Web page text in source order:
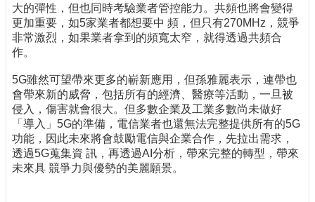
大的彈性，但也同時考驗業者管控能力。共頻也將會變得
更加重要，如5家業者都想要中 頻，但只有270MHz，競爭
非常激烈，如果業者拿到的頻寬太窄，就得透過共頻合
作。
5G雖然可望帶來更多的嶄新應用，但孫雅麗表示，連帶也
會帶來新的威脅，包括所有的經濟、醫療等活動，一旦被
侵入，傷害就會很大。但多數企業及工業多數尚未做好
「導入」5G的準備，電信業者也還無法完整提供所有的5G
功能，因此未來將會鼓勵電信與企業合作，先拉出需求，
透過5G蒐集資 訊，再透過AI分析，帶來完整的轉型，帶來
未來具 競爭力與優勢的美麗願景。